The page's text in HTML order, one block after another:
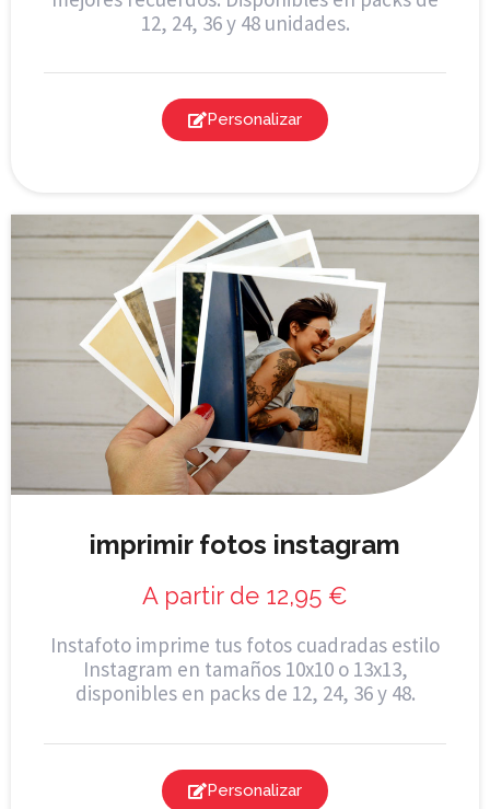
12, 24, 36 y 48 unidades.
Personalizar
imprimir fotos instagram
A partir de 12,95 €
Instafoto imprime tus fotos cuadradas estilo
Instagram en tamaños 10x10 o 13x13,
disponibles en packs de 12, 24, 36 y 48.
Personalizar